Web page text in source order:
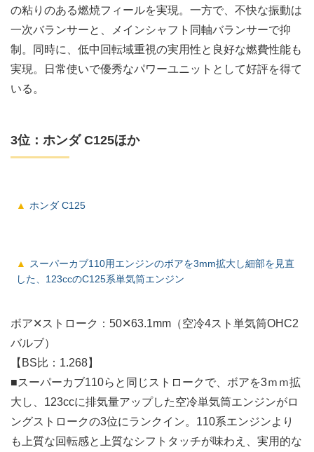
の粘りのある燃焼フィールを実現。一方で、不快な振動は
一次バランサーと、メインシャフト同軸バランサーで抑
制。同時に、低中回転域重視の実用性と良好な燃費性能も
実現。日常使いで優秀なパワーユニットとして好評を得て
いる。
3位：ホンダ C125ほか
ホンダ C125
スーパーカブ110用エンジンのボアを3mm拡大し細部を見直
した、123ccのC125系単気筒エンジン
ボア✕ストローク：50✕63.1mm（空冷4スト単気筒OHC2
バルブ）
【BS比：1.268】
■スーパーカブ110らと同じストロークで、ボアを3ｍｍ拡
大し、123ccに排気量アップした空冷単気筒エンジンがロ
ングストロークの3位にランクイン。110系エンジンより
も上質な回転感と上質なシフトタッチが味わえ、実用的な